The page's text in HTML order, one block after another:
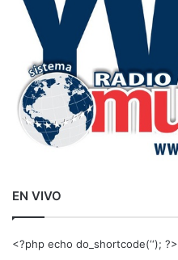
EN VIVO
<?php echo do_shortcode(‘‘); ?>